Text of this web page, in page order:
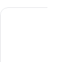
ディプロマット ホテル